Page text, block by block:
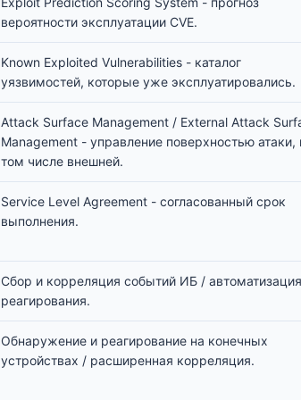
вероятности эксплуатации CVE.
Known Exploited Vulnerabilities - каталог
уязвимостей, которые уже эксплуатировались.
Attack Surface Management / External Attack
Management - управление поверхностью атаки,
том числе внешней.
Service Level Agreement - согласованный срок
выполнения.
Сбор и корреляция событий ИБ /
реагирования.
Обнаружение и реагирование на конечных
устройствах / расширенная корреляция.